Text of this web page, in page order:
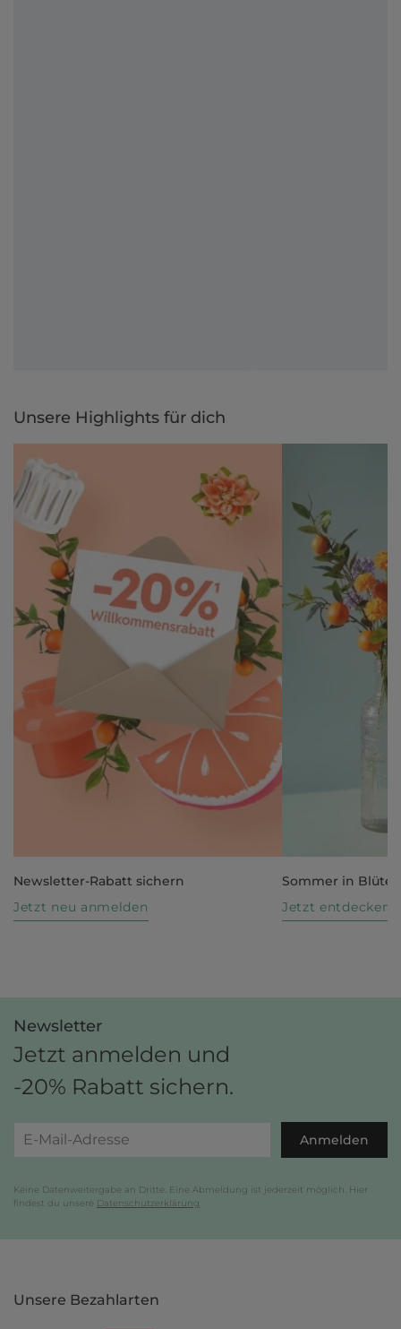
Unsere Highlights für dich
Newsletter-Rabatt sichern
Jetzt neu anmelden
Sommer in Blüte
Jetzt entdecken
Newsletter
Jetzt anmelden und
-20% Rabatt sichern.
Anmelden
Keine Datenweitergabe an Dritte. Eine Abmeldung ist jederzeit möglich. Hier
findest du unsere Datenschutzerklärung
Unsere Bezahlarten